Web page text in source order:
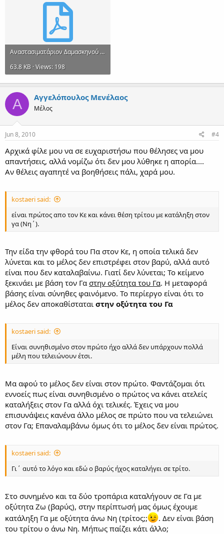
Aναστασιματάριον Δαμασκηνού Στιχηρά γ' με κατάληξη βαρέως.pdf
63.8 KB · Views: 198
Α Αγγελόπουλος Μενέλαος
Μέλος
Jun 8, 2010 #4
Αρχικά φίλε μου να σε ευχαριστήσω που θέλησες να μου
απαντήσεις, αλλά νομίζω ότι δεν μου λύθηκε η απορία....
Αν θέλεις αγαπητέ να βοηθήσεις πάλι, χαρά μου.
kostaeri said:
είναι πρώτος απο τον Κε και κάνει θέση τρίτου με κατάληξη στον
γα (Νη΄).
Την είδα την φθορά του Πα στον Κε, η οποία τελικά δεν
λύνεται και το μέλος δεν επιστρέφει στον βαρύ, αλλά αυτό
είναι που δεν καταλαβαίνω. Γιατί δεν λύνεται; Το κείμενο
ξεκινάει με βάση τον Γα στην οξύτητα του Γα. Η μεταφορά
βάσης είναι σύνηθες φαινόμενο. Το περίεργο είναι ότι το
μέλος δεν αποκαθίσταται στην οξύτητα του Γα
kostaeri said:
Είναι συνηθισμένο στον πρώτο ήχο αλλά δεν υπάρχουν πολλά
μέλη που τελειώνουν έτσι.
Μα αφού το μέλος δεν είναι στον πρώτο. Φαντάζομαι ότι
εννοείς πως είναι συνηθισμένο ο πρώτος να κάνει ατελείς
καταλήξεις στον Γα αλλά όχι τελικές. Έχεις να μου
επισυνάψεις κανένα άλλο μέλος σε πρώτο που να τελειώνει
στον Γα; Επαναλαμβάνω όμως ότι το μέλος δεν είναι πρώτος.
kostaeri said:
Γι΄ αυτό το λόγο και εδώ ο βαρύς ήχος καταλήγει σε τρίτο.
Στο συνημένο και τα δύο τροπάρια καταλήγουν σε Γα με
οξύτητα Ζω (βαρύς), στην περίπτωσή μας όμως έχουμε
κατάληξη Γα με οξύτητα άνω Νη (τρίτος;;
. Δεν είναι βάση
του τρίτου ο άνω Νη. Μήπως παίζει κάτι άλλο;